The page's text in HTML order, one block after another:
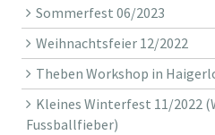
Sommerfest 06/2023
Weihnachtsfeier 12/2022
Theben Workshop in
Kleines Winterfest 11/2022
Fussballfieber)